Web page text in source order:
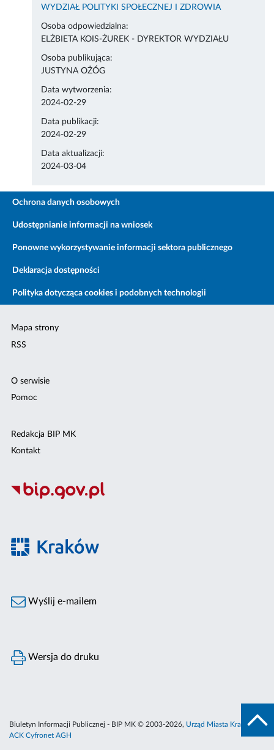
WYDZIAŁ POLITYKI SPOŁECZNEJ I ZDROWIA
Osoba odpowiedzialna:
ELŻBIETA KOIS-ŻUREK - DYREKTOR WYDZIAŁU
Osoba publikująca:
JUSTYNA OŻÓG
Data wytworzenia:
2024-02-29
Data publikacji:
2024-02-29
Data aktualizacji:
2024-03-04
Ochrona danych osobowych
Udostępnianie informacji na wniosek
Ponowne wykorzystywanie informacji sektora publicznego
Deklaracja dostępności
Polityka dotycząca cookies i podobnych technologii
Mapa strony
RSS
O serwisie
Pomoc
Redakcja BIP MK
Kontakt
Wyślij e-mailem
Wersja do druku
Biuletyn Informacji Publicznej - BIP MK © 2003-2026, Urząd Miasta Krakowa
ACK Cyfronet AGH